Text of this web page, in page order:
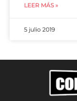
LEER MÁS »
5 julio 2019